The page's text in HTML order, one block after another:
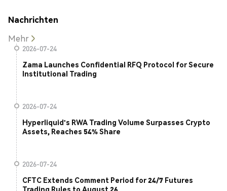
Nachrichten
Mehr
2026-07-24
Zama Launches Confidential RFQ Protocol for Secure
Institutional Trading
2026-07-24
Hyperliquid's RWA Trading Volume Surpasses Crypto
Assets, Reaches 54% Share
2026-07-24
CFTC Extends Comment Period for 24/7 Futures
Trading Rules to August 26